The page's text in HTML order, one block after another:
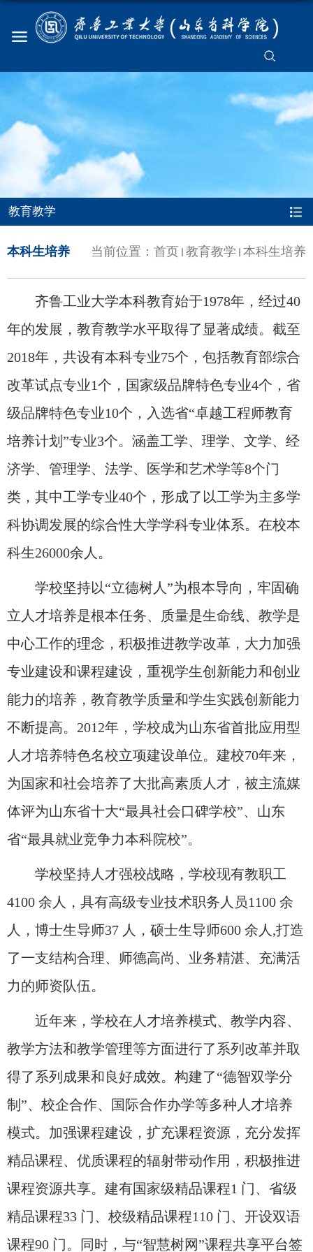
教育教学
当前位置： 首页 教育教学 本科生培养
本科生培养
齐鲁工业大学本科教育始于1978年，经过40
年的发展，教育教学水平取得了显著成绩。截至
2018年，共设有本科专业75个，包括教育部综合
改革试点专业1个，国家级品牌特色专业4个，省
级品牌特色专业10个，入选省“卓越工程师教育
培养计划”专业3个。涵盖工学、理学、文学、经
济学、管理学、法学、医学和艺术学等8个门
类，其中工学专业40个，形成了以工学为主多学
科协调发展的综合性大学学科专业体系。在校本
科生26000余人。
学校坚持以“立德树人”为根本导向，牢固确
立人才培养是根本任务、质量是生命线、教学是
中心工作的理念，积极推进教学改革，大力加强
专业建设和课程建设，重视学生创新能力和创业
能力的培养，教育教学质量和学生实践创新能力
不断提高。2012年，学校成为山东省首批应用型
人才培养特色名校立项建设单位。建校70年来，
为国家和社会培养了大批高素质人才，被主流媒
体评为山东省十大“最具社会口碑学校”、山东
省“最具就业竞争力本科院校”。
学校坚持人才强校战略，学校现有教职工
4100 余人，具有高级专业技术职务人员1100 余
人，博士生导师37 人，硕士生导师600 余人,打造
了一支结构合理、师德高尚、业务精湛、充满活
力的师资队伍。
近年来，学校在人才培养模式、教学内容、
教学方法和教学管理等方面进行了系列改革并取
得了系列成果和良好成效。构建了“德智双学分
制”、校企合作、国际合作办学等多种人才培养
模式。加强课程建设，扩充课程资源，充分发挥
精品课程、优质课程的辐射带动作用，积极推进
课程资源共享。建有国家级精品课程1 门、省级
精品课程33 门、校级精品课程110 门、开设双语
课程90 门。同时，与“智慧树网”课程共享平台签